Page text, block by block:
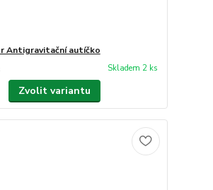
Antigravitační autíčko
Skladem 2 ks
Zvolit variantu